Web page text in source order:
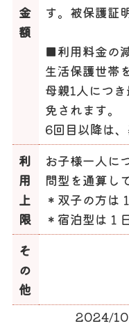
金
額
す。被保護証
■利用料金の
生活保護世帯
母親1人につ
免されます。
6回目以降は
利
用
上
限
お子様一人に
問型を通算し
＊双子の方は
＊宿泊型は１
そ
の
他
2024/